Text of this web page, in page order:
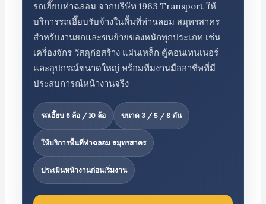
รถเฮี๊ยบท่าฉลอม จากบริษัท 1963 Transport ให้
บริการรถเฮี๊ยบรับจ้างในพื้นที่ท่าฉลอม สมุทรสาคร
สำหรับงานยกและขนย้ายของหนักทุกประเภท เช่น
เครื่องจักร วัสดุก่อสร้าง แผ่นเหล็ก ตู้คอนเทนเนอร์
และอุปกรณ์ขนาดใหญ่ พร้อมทีมงานมืออาชีพที่มี
ประสบการณ์หน้างานจริง
รถเฮี๊ยบ 6 ล้อ / 10 ล้อ ขนาด 3 / 5 / 8 ตัน
ให้บริการพื้นที่ท่าฉลอม สมุทรสาคร
ประเมินหน้างานก่อนเริ่มงาน